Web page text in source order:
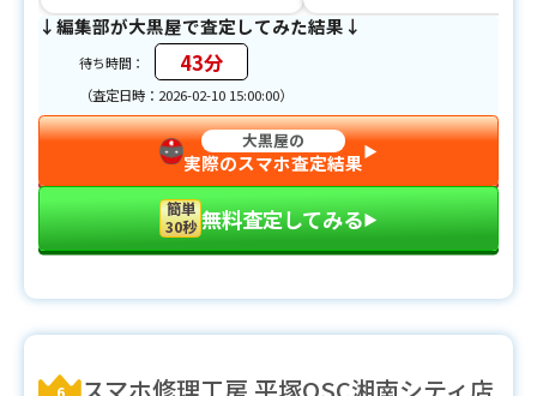
↓編集部が大黒屋で査定してみた結果↓
待ち時間： 43分
（査定日時：2026-02-10 15:00:00）
大黒屋の
実際のスマホ査定結果▶︎
簡単
30秒 無料査定してみる▶︎